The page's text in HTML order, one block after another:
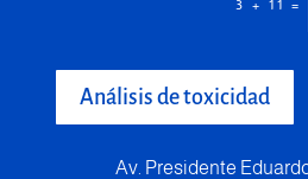
3 + 11 =
Análisis de toxicidad
Av. Presidente